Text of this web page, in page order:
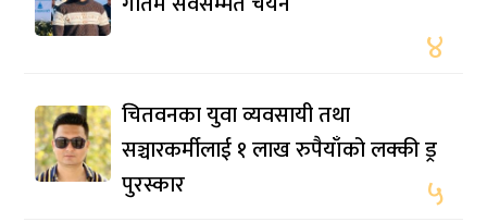
४
चितवनका युवा व्यवसायी तथा
सञ्चारकर्मीलाई १ लाख रुपैयाँको लक्की ड्र
पुरस्कार
५